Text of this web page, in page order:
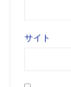
サイト